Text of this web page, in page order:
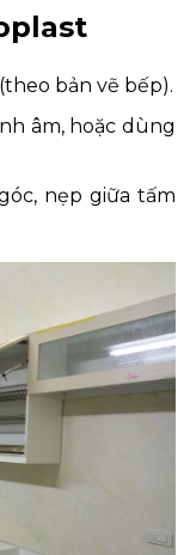
bản vẽ bếp).
âm, hoặc dùng
nẹp giữa tấm